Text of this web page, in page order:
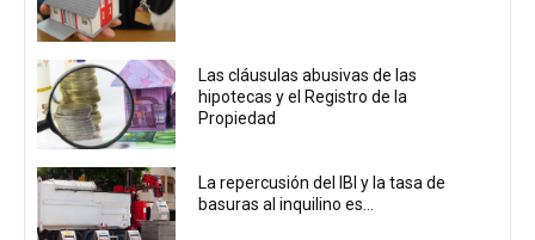
Las cláusulas abusivas de las
hipotecas y el Registro de la
Propiedad
La repercusión del IBI y la tasa de
basuras al inquilino es...